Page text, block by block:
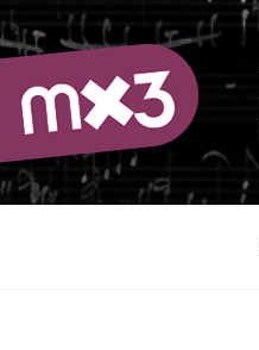
Aller
au
principal